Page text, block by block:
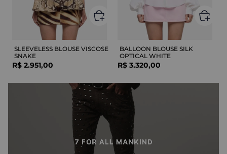
SLEEVELESS BLOUSE VISCOSE
SNAKE
R$ 2.951,00
BALLOON BLOUSE SILK
OPTICAL WHITE
R$ 3.320,00